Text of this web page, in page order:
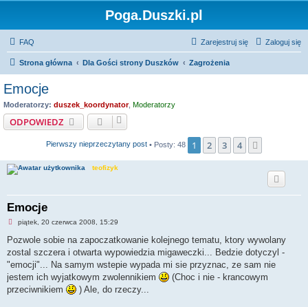
Poga.Duszki.pl
FAQ Zaloguj się
Zarejestruj się
Strona główna Dla Gości strony Duszków Zagrożenia
Emocje
Moderatorzy: duszek_koordynator, Moderatorzy
ODPOWIEDZ
Pierwszy nieprzeczytany post • Posty: 48 1 2 3 4
teofizyk
Emocje
N
e
r
z
c
z
piątek, 20 czerwca 2008, 15:29
Pozwole sobie na zapoczatkowanie kolejnego tematu, ktory wywolany
zostal szczera i otwarta wypowiedzia migaweczki... Bedzie dotyczyl -
"emocji"... Na samym wstepie wypada mi sie przyznac, ze sam nie
jestem ich wyjatkowym zwolennikiem
(Choc i nie - krancowym
przeciwnikiem
) Ale, do rzeczy...